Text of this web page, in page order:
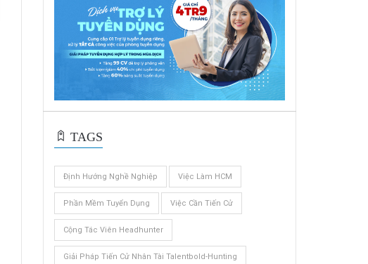
TAGS
Định Hướng Nghề Nghiệp Việc Làm HCM
Phần Mềm Tuyển Dụng Việc Cần Tiến Cử
Cộng Tác Viên Headhunter
Giải Pháp Tiến Cử Nhân Tài Talentbold-Hunting